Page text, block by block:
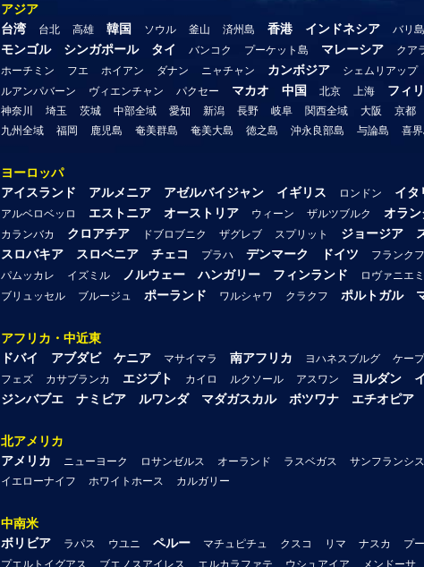
アジア
台湾
台北 高雄 韓国 ソウル 釜山 済州島 香港 インドネシア バリ島
モンゴル
シンガポール タイ バンコク プーケット島 マレーシア クア
ホーチミン
フエ ホイアン ダナン ニャチャン カンボジア シェムリアップ
ルアンパバーン ヴィエンチャン パクセー マカオ 中国 北京 上海 フィ
神奈川
埼玉 茨城 中部全域 愛知 新潟 長野 岐阜 関西全域 大阪 京都
九州全域
福岡 鹿児島 奄美群島 奄美大島 徳之島 沖永良部島 与論島 喜
ヨーロッパ
アイスランド
アルメニア アゼルバイジャン イギリス ロンドン イタ
アルベロベッロ
エストニア オーストリア ウィーン ザルツブルク オラン
カランバカ
クロアチア ドブロブニク ザグレブ スプリット ジョージア
スロバキア スロベニア チェコ プラハ デンマーク ドイツ フランク
パムッカレ
イズミル ノルウェー ハンガリー フィンランド ロヴァニエミ
ブリュッセル ブルージュ ポーランド ワルシャワ クラクフ ポルトガル
アフリカ・中近東
ドバイ
アブダビ ケニア マサイマラ 南アフリカ ヨハネスブルグ ケー
フェズ
カサブランカ エジプト カイロ ルクソール アスワン ヨルダン
ジンバブエ
ナミビア ルワンダ マダガスカル ボツワナ エチオピア
北アメリカ
アメリカ
ニューヨーク ロサンゼルス オーランド ラスベガス サンフランシ
イエローナイフ
ホワイトホース カルガリー
中南米
ボリビア
ラパス ウユニ ペルー マチュピチュ クスコ リマ ナスカ プ
プエルトイグアス ブエノスアイレス エルカラファテ ウシュアイア メンドーサ